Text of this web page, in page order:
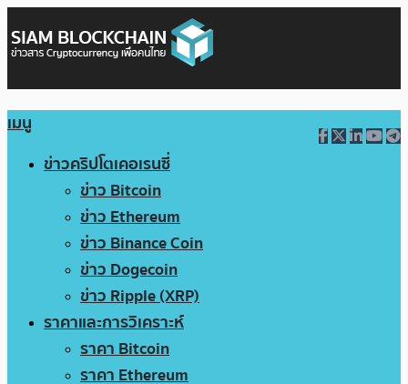
เมนู
ข่าวคริปโตเคอเรนซี่
ข่าว Bitcoin
ข่าว Ethereum
ข่าว Binance Coin
ข่าว Dogecoin
ข่าว Ripple (XRP)
ราคาและการวิเคราะห์
ราคา Bitcoin
ราคา Ethereum